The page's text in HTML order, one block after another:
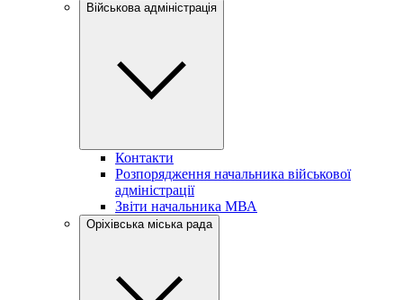
Військова адміністрація
Контакти
Розпорядження начальника військової
адміністрації
Звіти начальника МВА
Оріхівська міська рада